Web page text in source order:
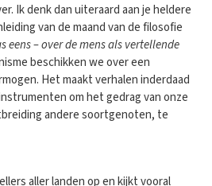
Ik denk dan uiteraard aan je heldere
van de maand van de filosofie
eens – over de mens als vertellende
beschikken we over een
Het maakt verhalen inderdaad
om het gedrag van onze
andere soortgenoten, te
aller landen op en kijkt vooral